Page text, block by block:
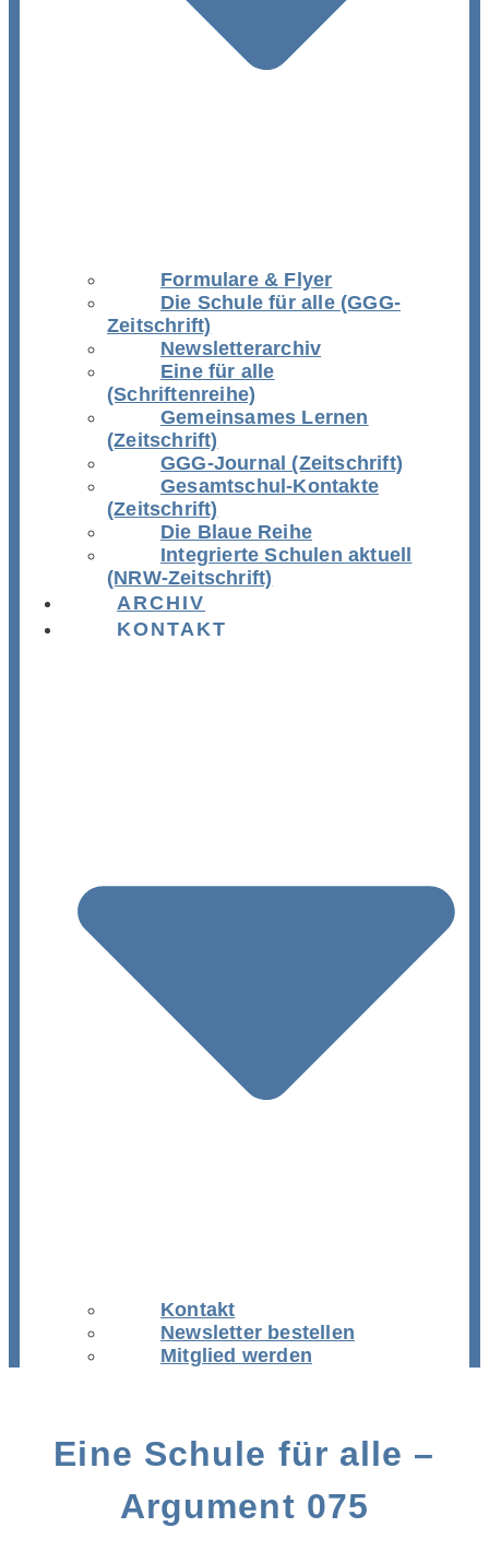
Formulare & Flyer
Die Schule für alle (GGG-
Zeitschrift)
Newsletterarchiv
Eine für alle
(Schriftenreihe)
Gemeinsames Lernen
(Zeitschrift)
GGG-Journal (Zeitschrift)
Gesamtschul-Kontakte
(Zeitschrift)
Die Blaue Reihe
Integrierte Schulen aktuell
(NRW-Zeitschrift)
ARCHIV
KONTAKT
Kontakt
Newsletter bestellen
Mitglied werden
Eine Schule für alle –
Argument 075